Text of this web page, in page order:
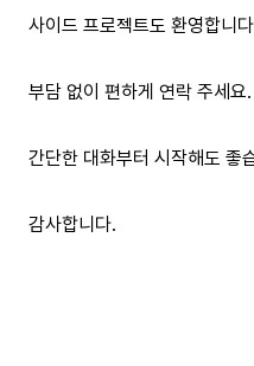
사이드 프로젝트도 환영합니
부담 없이 편하게 연락 주세요.
간단한 대화부터 시작해도 좋
감사합니다.